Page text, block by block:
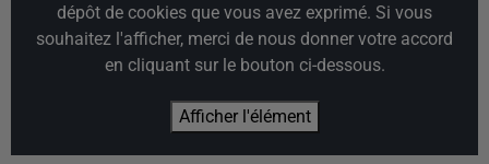
dépôt de cookies que vous avez exprimé. Si vous
souhaitez l'afficher, merci de nous donner votre accord
en cliquant sur le bouton ci-dessous.
Afficher l'élément